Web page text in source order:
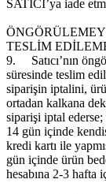
SATICI’ya iade
TESLİM
9.
Satıcı’nın
süresinde teslim
siparişin iptalini,
ortadan kalkana
siparişi iptal
14 gün içinde
kredi kartı ile
gün içinde ürün
hesabına 2-3 hafta